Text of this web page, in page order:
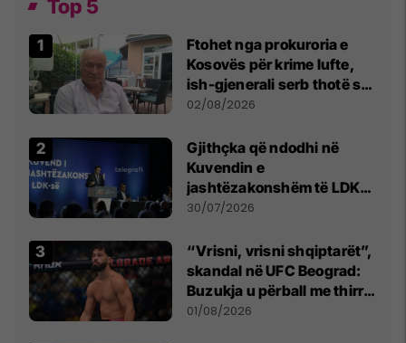
Top 5
Ftohet nga prokuroria e
Kosovës për krime lufte,
ish-gjenerali serb thotë se
dikush e tradhtoi në
02/08/2026
Gjithçka që ndodhi në
Kuvendin e
jashtëzakonshëm të LDK-
së
30/07/2026
“Vrisni, vrisni shqiptarët”,
skandal në UFC Beograd:
Buzukja u përball me thirrje
anti-shqiptare nga
01/08/2026